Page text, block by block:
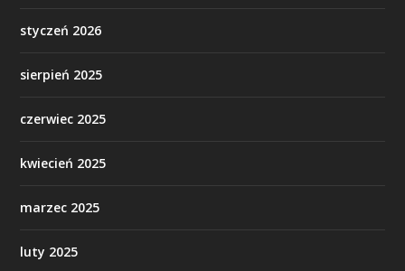
styczeń 2026
sierpień 2025
czerwiec 2025
kwiecień 2025
marzec 2025
luty 2025